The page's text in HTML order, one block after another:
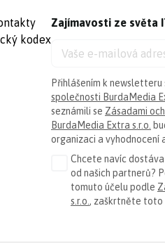
kodex
Zajímavosti ze světa
Přihlášením k newsletteru
společnosti BurdaMedia
seznámili se Zásadami
BurdaMedia Extra s.r.o.
organizaci a vyhodnocení
Chcete navíc
od našich partnerů?
tomuto účelu podle
s.r.o., zaškrtněte toto